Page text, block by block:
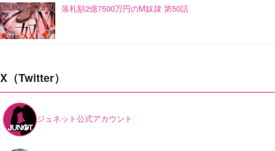
落札額2億7500万円のM奴隷 第50話
X（Twitter）
ジュネット公式アカウント